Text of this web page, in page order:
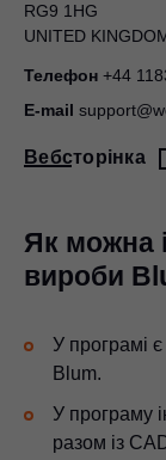
RG9 1HG
UNITED
Телефон +44
E-mail
Вебсторінка
Як можна
вироби
У програмі
Blum.
У програму
разом із